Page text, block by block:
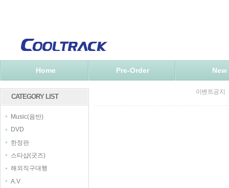
Home Pre-Order New
CATEGORY LIST
Music(음반)
DVD
한정판
스타샵(굿즈)
해외직구대행
A.V
이벤트공지